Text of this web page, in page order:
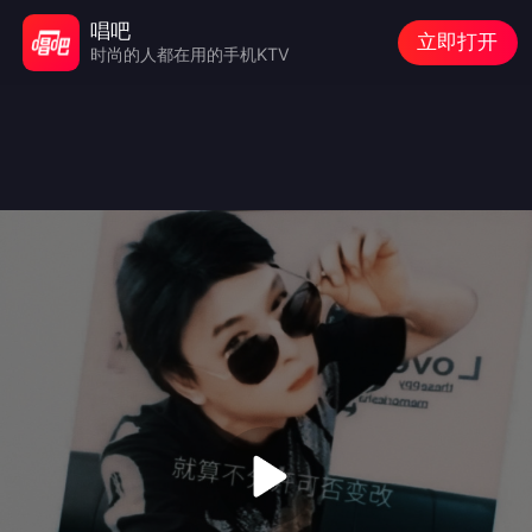
唱吧
时尚的人都在用的手机KTV
立即打开